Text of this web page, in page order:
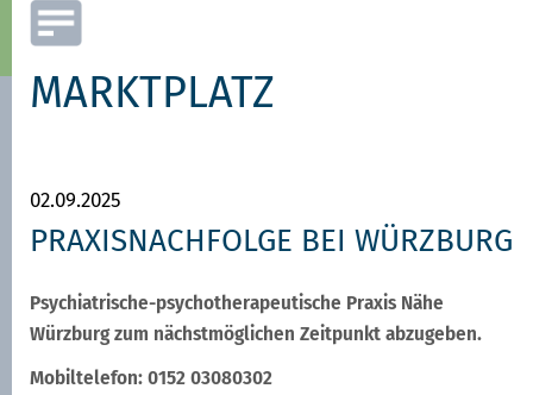
MARKTPLATZ
02.09.2025
PRAXISNACHFOLGE BEI WÜRZBURG
Psychiatrische-psychotherapeutische Praxis Nähe
Würzburg zum nächstmöglichen Zeitpunkt abzugeben.
Mobiltelefon: 0152 03080302